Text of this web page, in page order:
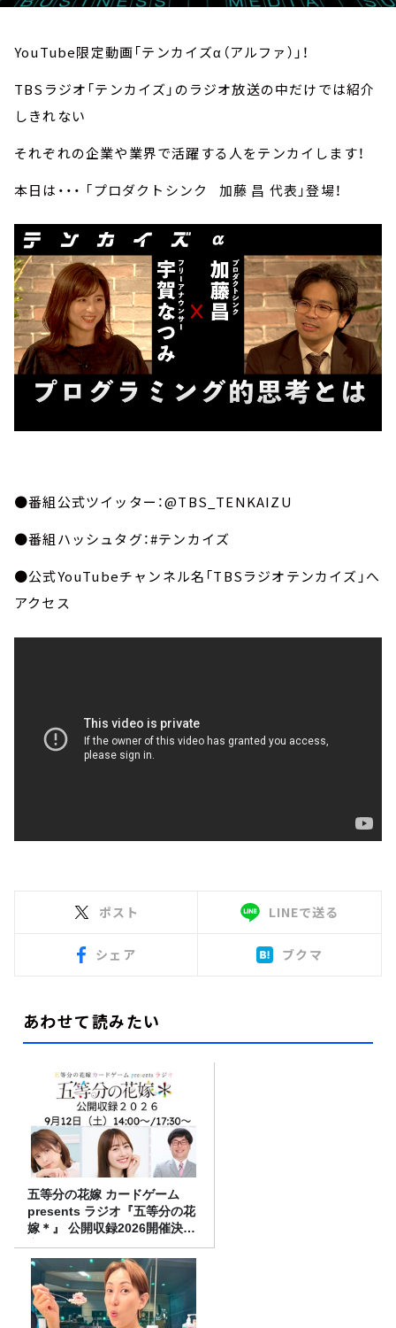
YouTube限定動画「テンカイズα（アルファ）」！
TBSラジオ「テンカイズ」のラジオ放送の中だけでは紹介
しきれない
それぞれの企業や業界で活躍する人をテンカイします！
本日は・・・ 「プロダクトシンク 加藤 昌 代表」登場！
●番組公式ツイッター：@TBS_TENKAIZU
●番組ハッシュタグ：#テンカイズ
●公式YouTubeチャンネル名「TBSラジオテンカイズ」へ
アクセス
ポスト LINEで送る
シェア ブクマ
あわせて読みたい
五等分の花嫁 カードゲーム
presents ラジオ『五等分の花
嫁＊』 公開収録2026開催決
定！